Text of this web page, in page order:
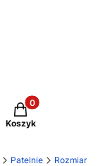
Produkty w
Koszyk
Patelnie Rozmiar